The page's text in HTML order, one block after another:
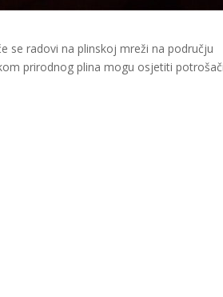
se radovi na plinskoj mreži na području
prirodnog plina mogu osjetiti